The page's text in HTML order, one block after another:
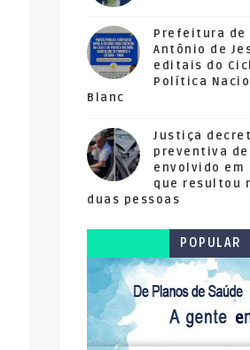
Prefeitura de
Antônio de
editais do
Política
Blanc
Justiça
preventiva de
envolvido em
que resultou
duas pessoas
POPULAR